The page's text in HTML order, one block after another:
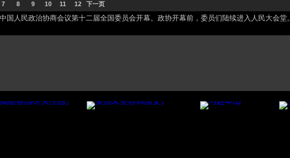
7 8 9 10 11 12 下一页
国人民政治协商会议第十二届全国委员会开幕。政协开幕前，委员们陆续进入人民大会堂。